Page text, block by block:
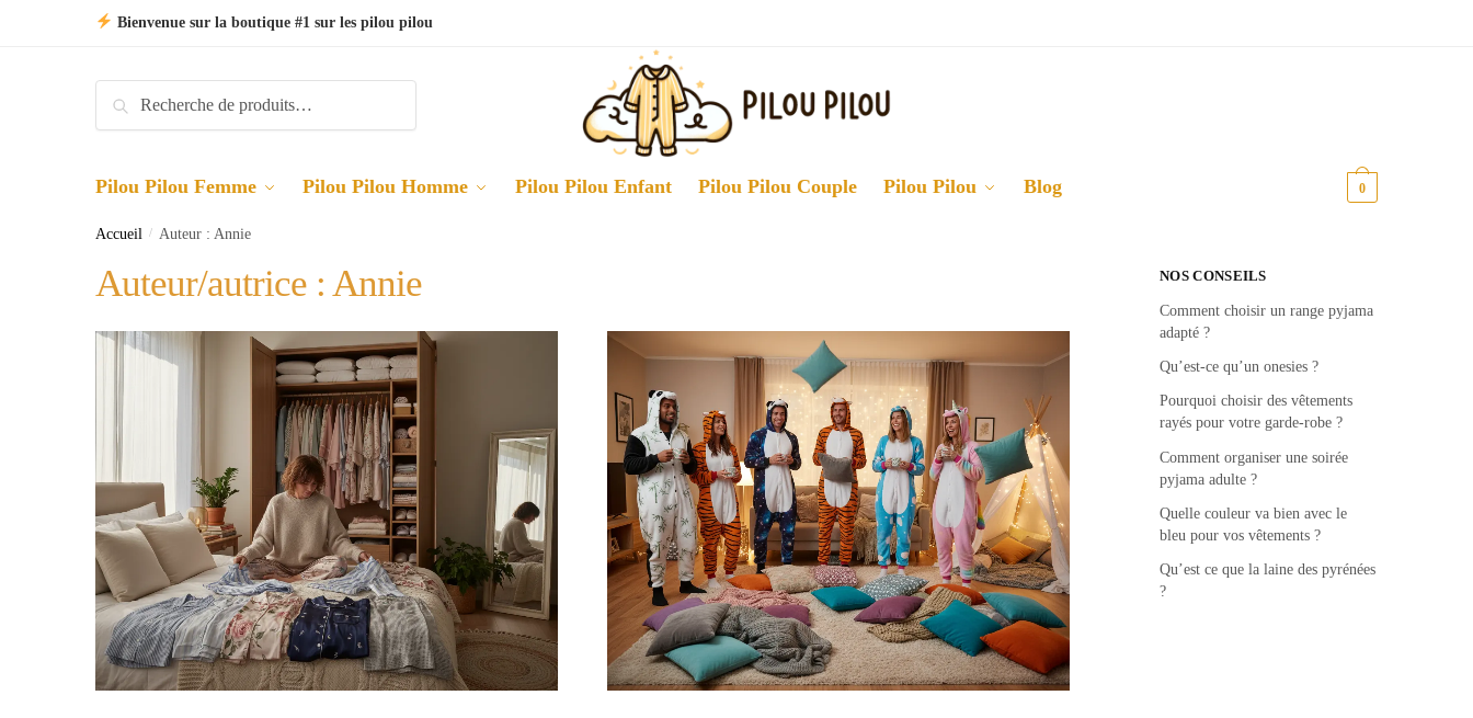
Bienvenue sur la boutique #1 sur les pilou pilou
Recherche
Pilou Pilou Femme Pilou Pilou Homme Pilou Pilou Enfant Pilou Pilou Couple Pilou Pilou Blog 0
Accueil / Auteur : Annie
Auteur/autrice : Annie NOS CONSEILS
Comment choisir un range pyjama
adapté ?
Qu’est-ce qu’un onesies ?
Pourquoi choisir des vêtements
rayés pour votre garde-robe ?
Comment organiser une soirée
pyjama adulte ?
Quelle couleur va bien avec le
bleu pour vos vêtements ?
Qu’est ce que la laine des pyrénées
?